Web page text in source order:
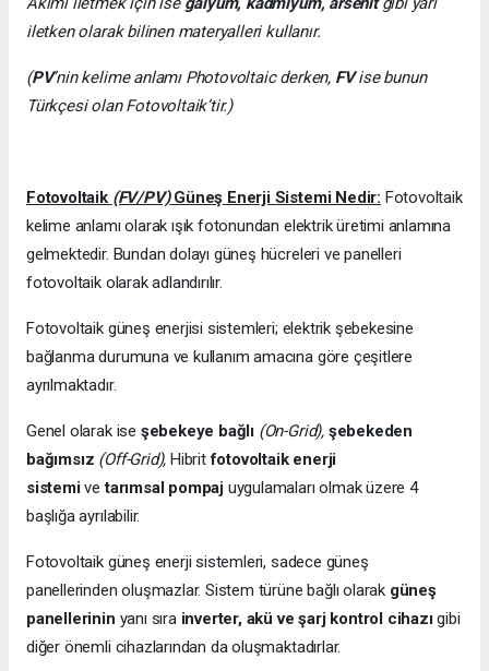
iletken olarak bilinen materyalleri kullanır.
(PV’nin kelime anlamı Photovoltaic derken, FVise bunun
Türkçesi olan Fotovoltaik’tir.)
Fotovoltaik (FV/PV)Güneş Enerji Sistemi Nedir: Fotovoltaik
kelime anlamı olarak ışık fotonundan elektrik üretimi anlamına
gelmektedir. Bundan dolayı güneş hücreleri ve panelleri
fotovoltaik olarak adlandırılır.
Fotovoltaik güneş enerjisi sistemleri; elektrik şebekesine
bağlanma durumuna ve kullanım amacına göre çeşitlere
ayrılmaktadır.
Genel olarak ise şebekeye bağlı (On-Grid), şebekeden
bağımsız (Off-Grid), Hibritfotovoltaik enerji
sistemivetarımsal pompaj uygulamaları olmak üzere 4
başlığa ayrılabilir.
Fotovoltaik güneş enerji sistemleri, sadece güneş
panellerinden oluşmazlar. Sistem türüne bağlı olarak güneş
panellerinin yanı sıra inverter, akü ve şarj kontrol cihazıgibi
diğer önemli cihazlarından da oluşmaktadırlar.